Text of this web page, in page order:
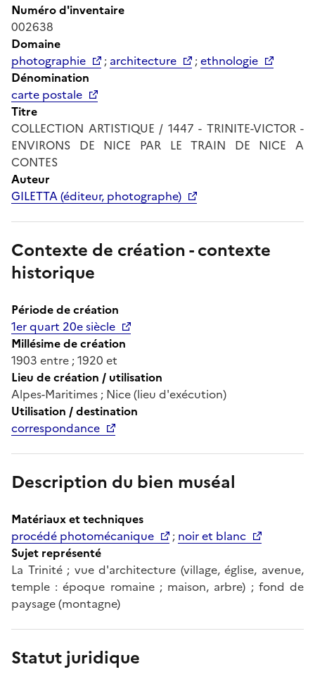
Numéro d'inventaire
002638
Domaine
photographie
; architecture ;ethnologie
Dénomination
carte postale
Titre
COLLECTION ARTISTIQUE / 1447 - TRINITE-VICTOR -
ENVIRONS DE NICE PAR LE TRAIN DE NICE A
CONTES
Auteur
GILETTA (éditeur, photographe)
Contexte de création - contexte
historique
Période de création
1er quart 20e siècle
Millésime de création
1903 entre ; 1920 et
Lieu de création / utilisation
Alpes-Maritimes ; Nice (lieu d'exécution)
Utilisation / destination
correspondance
Description du bien muséal
Matériaux et techniques
procédé photomécanique
; noir et blanc
Sujet représenté
La Trinité ; vue d'architecture (village, église, avenue,
temple : époque romaine ; maison, arbre) ; fond de
paysage (montagne)
Statut juridique